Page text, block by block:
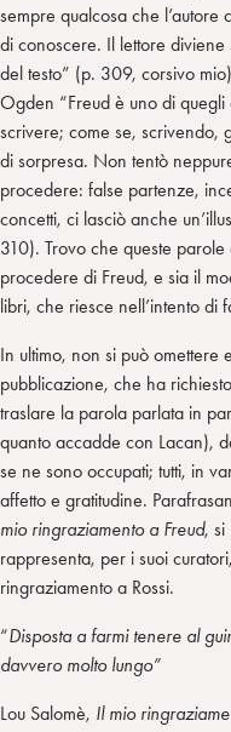
sempre qualcosa che
di conoscere. Il lettore
del testo” (p. 309, corsivo
Ogden “Freud è uno di quegli
scrivere; come se, scrivendo,
di sorpresa. Non tentò
procedere: false partenze,
concetti, ci lasciò anche
310). Trovo che queste
procedere di Freud, e sia il
libri, che riesce nell’intento di
In ultimo, non si può omettere
pubblicazione, che ha
traslare la parola parlata in
quanto accadde con Lacan),
se ne sono occupati; tutti, in
affetto e gratitudine.
mio ringraziamento a Freud, si
rappresenta, per i suoi
ringraziamento a Rossi.
“Disposta a farmi tenere al
davvero molto lungo”
Lou Salomè, Il mio